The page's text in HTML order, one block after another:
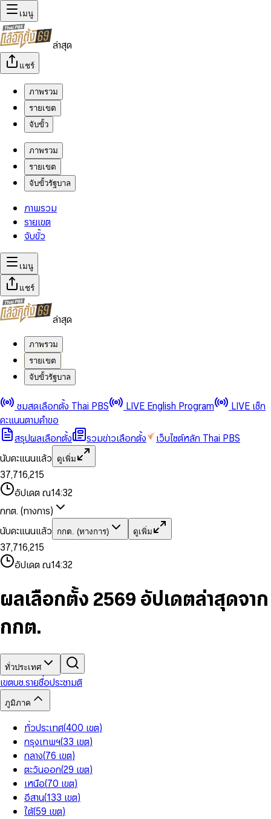
เมนู
ล่าสุด
แชร์
ภาพรวม
รายเขต
จับขั้ว
ภาพรวม
รายเขต
จับขั้วรัฐบาล
ภาพรวม
รายเขต
จับขั้ว
เมนู
แชร์
ล่าสุด
ภาพรวม
รายเขต
จับขั้วรัฐบาล
ชมสดเลือกตั้ง Thai PBS LIVE English Program
LIVE เช็ก
คะแนนตามคำขอ
สรุปผลเลือกตั้ง
รวมข่าวเลือกตั้ง
เว็บไซต์หลัก Thai PBS
นับคะแนนแล้ว
ดูเพิ่ม
0
1
2
3
4
5
6
8
9
0
1
2
3
4
5
6
7
8
9
,
0
1
2
4
6
7
8
9
0
1
2
3
4
5
6
7
8
9
0
1
3
5
6
7
8
9
,
1
2
4
5
7
8
9
0
1
3
4
6
7
8
9
0
2
3
4
5
7
8
อัปเดต ณ14:32
กกต. (ทางการ)
นับคะแนนแล้ว
กกต. (ทางการ) ดูเพิ่ม
0
1
2
3
4
5
7
8
0
1
2
4
5
6
7
8
9
,
0
1
2
4
6
7
8
9
0
1
2
3
5
6
8
9
0
1
3
5
6
7
8
,
1
2
4
6
7
9
0
1
3
5
6
8
9
0
2
3
4
5
7
9
อัปเดต ณ14:32
ผลเลือกตั้ง 2569 อัปเดตล่าสุดจาก
กกต.
ทั่วประเทศ
เขตบช.รายชื่อประชามติ
ภูมิภาค
ทั่วประเทศ(400 เขต)
กรุงเทพฯ(33 เขต)
กลาง(76 เขต)
ตะวันออก(29 เขต)
เหนือ(70 เขต)
อีสาน(133 เขต)
ใต้(59 เขต)